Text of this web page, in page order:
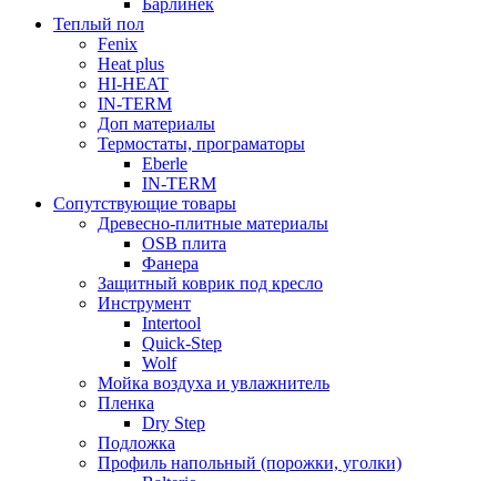
Теплый пол
Fenix
Heat plus
HI-HEAT
IN-TERM
Доп материалы
Термостаты, програматоры
Eberle
IN-TERM
Сопутствующие товары
Древесно-плитные материалы
OSB плита
Фанера
Защитный коврик под кресло
Инструмент
Intertool
Quick-Step
Wolf
Мойка воздуха и увлажнитель
Пленка
Dry Step
Подложка
Профиль напольный (порожки, уголки)